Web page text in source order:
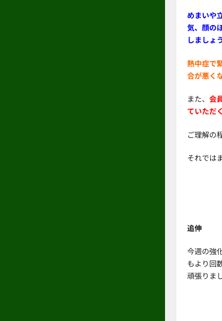
めまいや
気、顔の
しましょう
熱中症で
合が悪く
また、 会
ていただ
ご理解の
それでは
追伸
今週の強
もより回
頑張りま